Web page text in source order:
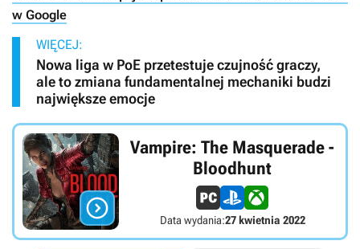
w Google
WIĘCEJ:
Nowa liga w PoE przetestuje czujność graczy,
ale to zmiana fundamentalnej mechaniki budzi
największe emocje

Vampire: The Masquerade -
Bloodhunt
Data wydania:27 kwietnia 2022